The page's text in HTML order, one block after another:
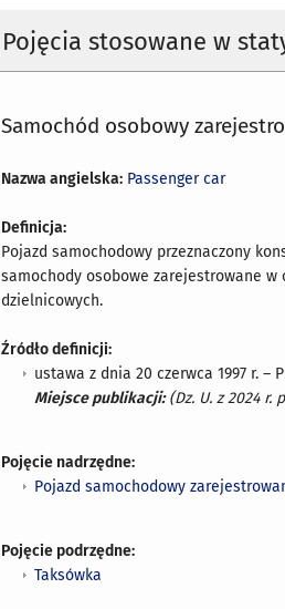
Pojęcia stosowane w
Samochód osobowy
Nazwa angielska: Passenger car
Definicja:
Pojazd samochodowy przeznaczony
samochody osobowe zarejestrowane
dzielnicowych.
Źródło definicji:
ustawa z dnia 20 czerwca 1997 r. –
Miejsce publikacji:(Dz. U. z 2024 r.
Pojęcie nadrzędne:
Pojazd samochodowy
Pojęcie podrzędne:
Taksówka